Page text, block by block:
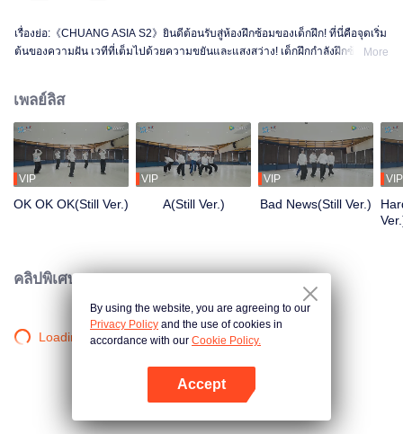
เรื่องย่อ:《CHUANG ASIA S2》ยินดีต้อนรับสู่ห้องฝึกซ้อมของเด็กฝึก! ที่นี่คือจุดเริ่ม
ต้นของความฝัน เวทีที่เต็มไปด้วยความขยันและแสงสว่าง! เด็กฝึกกำลังฝึกซ้อม
ฝึกซ้อมของพวกเขามั้ย?
More
เพลย์ลิส
VIP
OK OK OK(Still Ver.)
VIP
A(Still Ver.)
VIP
Bad News(Still Ver.)
VIP
คลิปพิเศษ
Loading…
By using the website, you are agreeing to our
Privacy Policy and the use of cookies in
accordance with our Cookie Policy.
Accept